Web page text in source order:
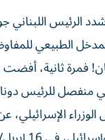
الرئيس
الطبيعي
فمرة ثانية،
منفصل للرئيس